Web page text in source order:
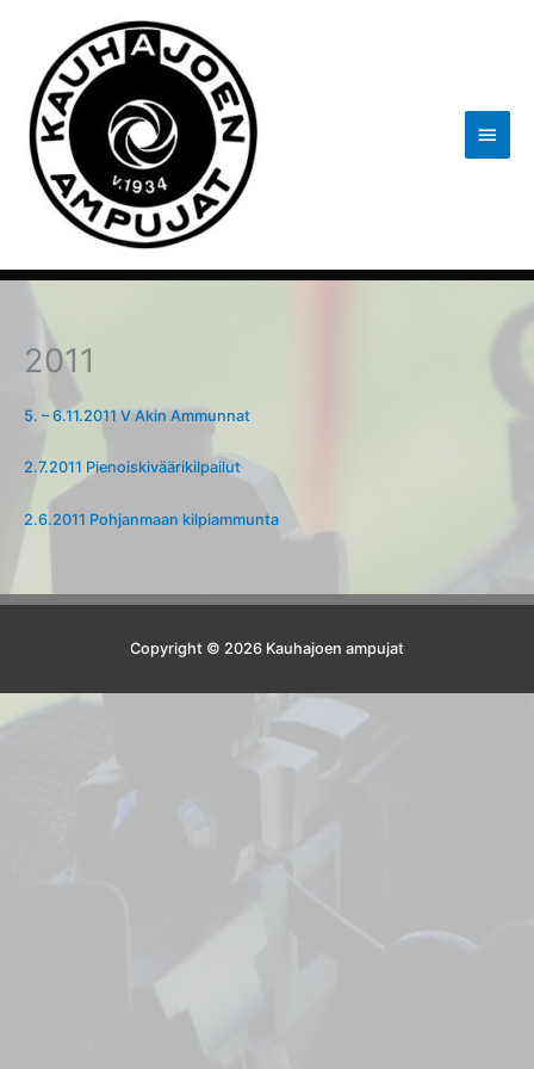
2011
5. – 6.11.2011 V Akin Ammunnat
2.7.2011 Pienoiskiväärikilpailut
2.6.2011 Pohjanmaan kilpiammunta
Copyright © 2026 Kauhajoen ampujat